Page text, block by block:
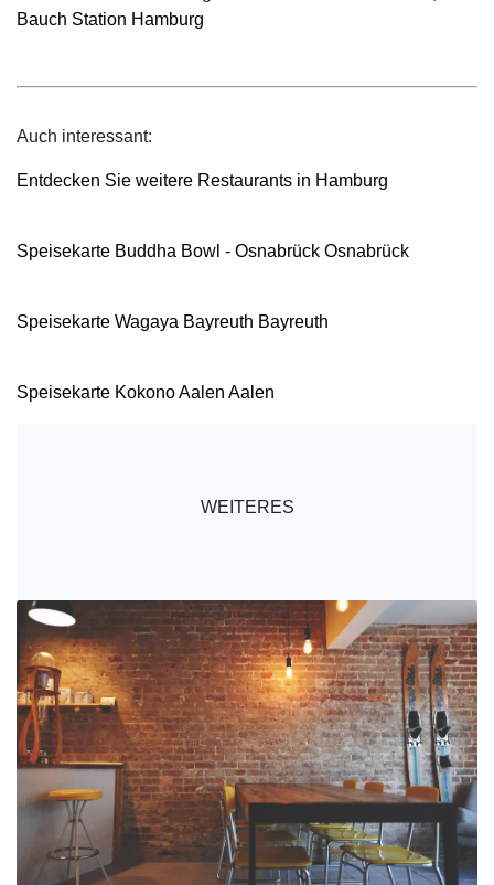
Bauch Station Hamburg
Auch interessant:
Entdecken Sie weitere Restaurants in Hamburg
Speisekarte Buddha Bowl - Osnabrück Osnabrück
Speisekarte Wagaya Bayreuth Bayreuth
Speisekarte Kokono Aalen Aalen
WEITERES